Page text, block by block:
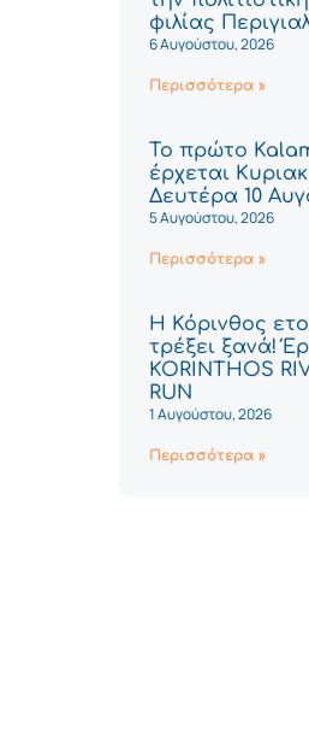
φιλίας
6 Αυγούστου, 2026
Περισσότερα »
Το πρώτο
έρχεται
Δευτέρα 10
5 Αυγούστου, 2026
Περισσότερα »
Η Κόρινθος
τρέξει ξανά!
KORINTHOS
RUN
1 Αυγούστου, 2026
Περισσότερα »